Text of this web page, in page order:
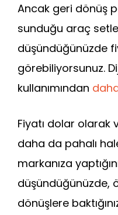
Ancak geri dönüş
sunduğu araç
düşündüğünüzde
görebiliyorsunuz.
kullanımından
Fiyatı dolar olarak
daha da pahalı
markanıza
düşündüğünüzde,
dönüşlere